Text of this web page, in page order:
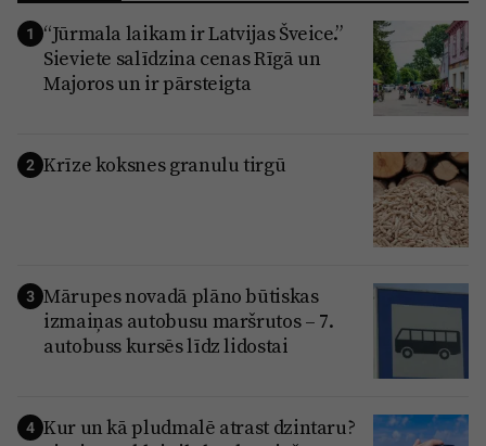
1 “Jūrmala laikam ir Latvijas Šveice.”
Sieviete salīdzina cenas Rīgā un
Majoros un ir pārsteigta
2 Krīze koksnes granulu tirgū
3 Mārupes novadā plāno būtiskas
izmaiņas autobusu maršrutos – 7.
autobuss kursēs līdz lidostai
4 Kur un kā pludmalē atrast dzintaru?